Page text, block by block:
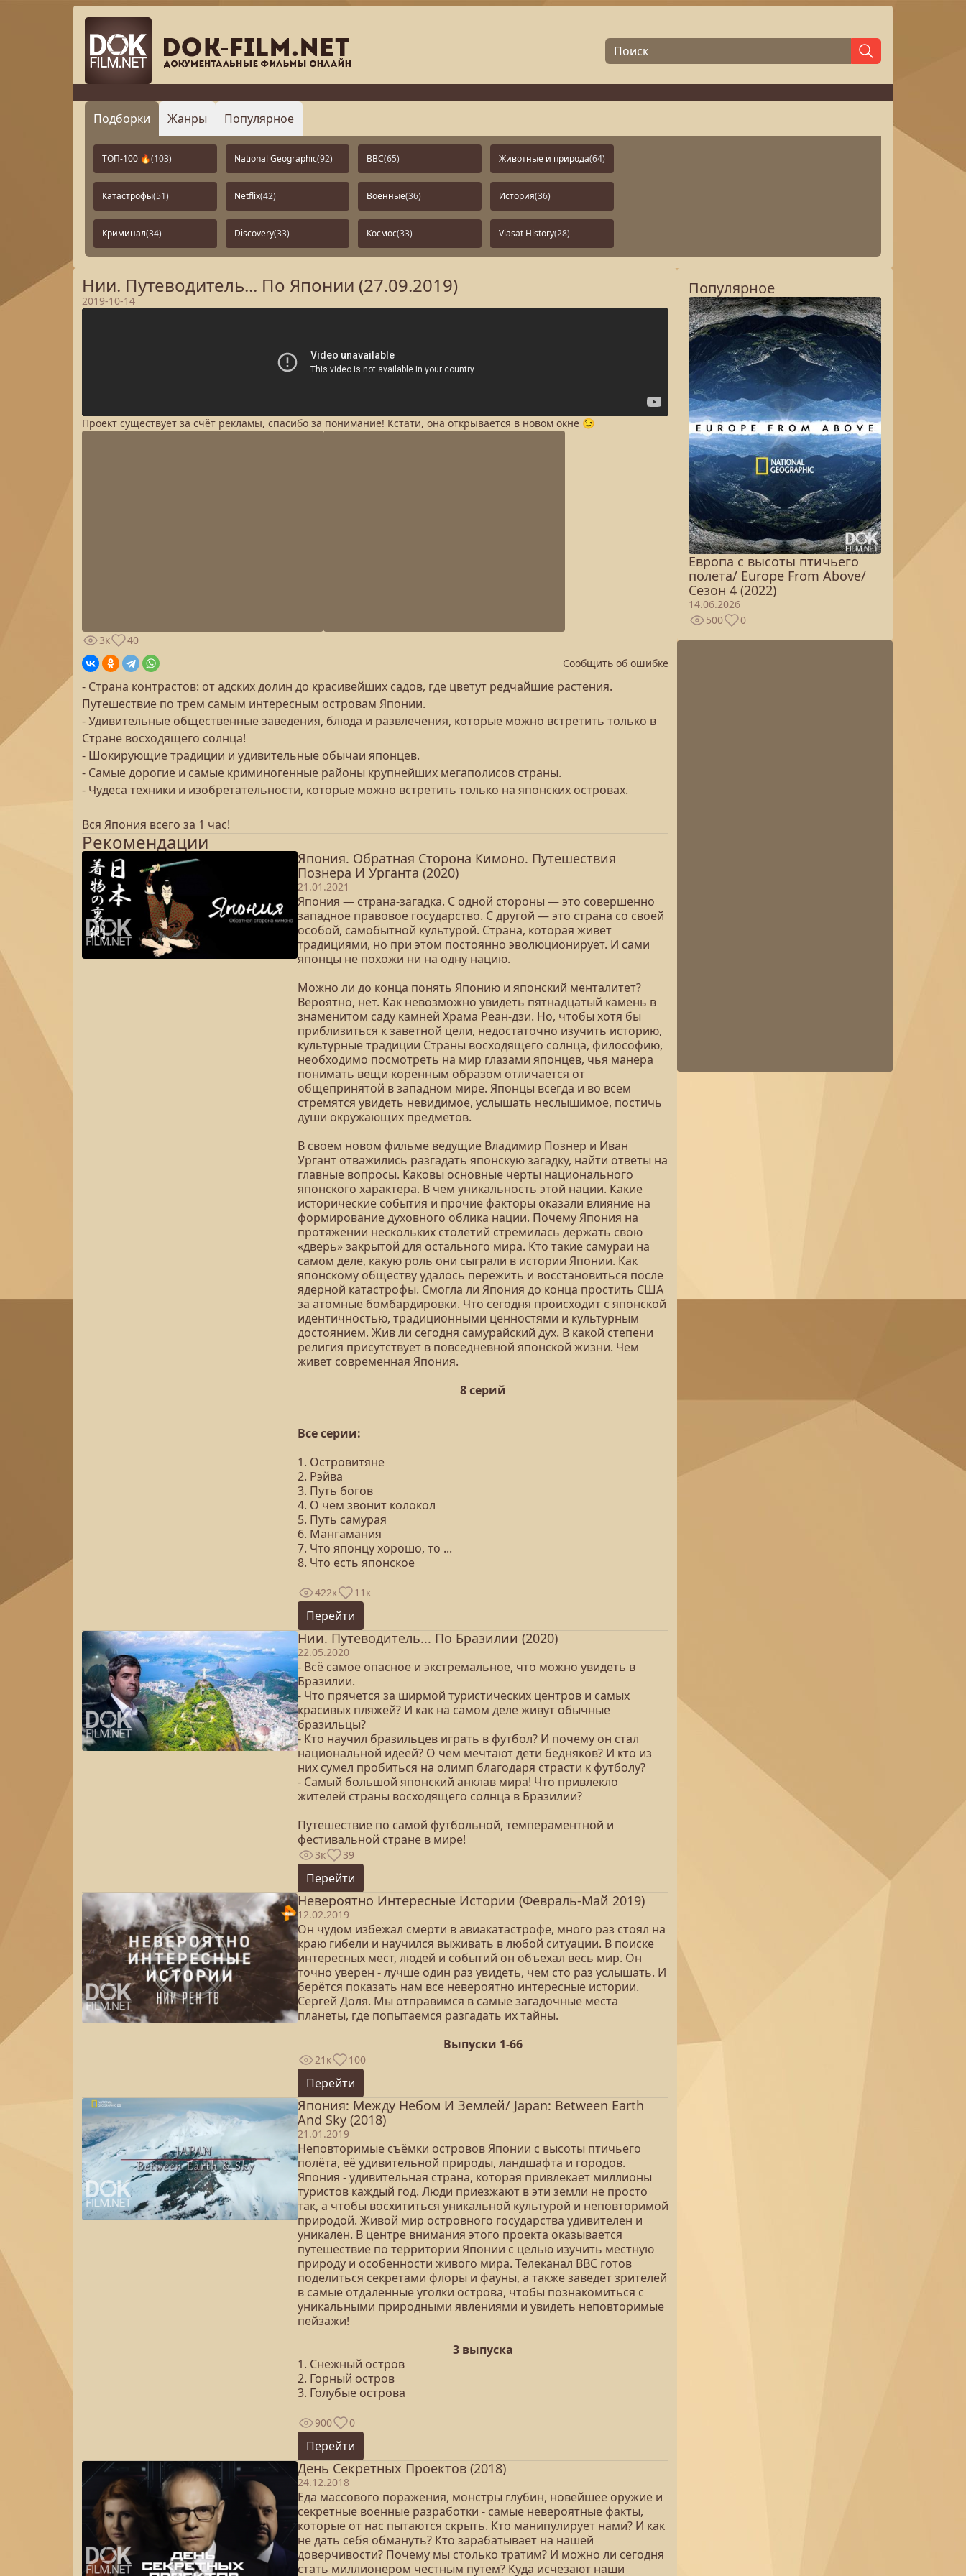
Подборки Жанры Популярное
ТОП-100 🔥(103) National Geographic(92) BBC(65) Животные и природа(64)
Катастрофы(51) Netflix(42) Военные(36) История(36)
Криминал(34) Discovery(33) Космос(33) Viasat History(28)
Нии. Путеводитель... По Японии (27.09.2019)
2019-10-14
Проект существует за счёт рекламы, спасибо за понимание! Кстати, она открывается в новом окне 😉
3к
40
Сообщить об ошибке
- Страна контрастов: от адских долин до красивейших садов, где цветут редчайшие растения.
Путешествие по трем самым интересным островам Японии.
- Удивительные общественные заведения, блюда и развлечения, которые можно встретить только в
Стране восходящего солнца!
- Шокирующие традиции и удивительные обычаи японцев.
- Самые дорогие и самые криминогенные районы крупнейших мегаполисов страны.
- Чудеса техники и изобретательности, которые можно встретить только на японских островах.
Вся Япония всего за 1 час!
Рекомендации
Япония. Обратная Сторона Кимоно. Путешествия
Познера И Урганта (2020)
21.01.2021
Япония — страна-загадка. С одной стороны — это совершенно
западное правовое государство. С другой — это страна со своей
особой, самобытной культурой. Страна, которая живет
традициями, но при этом постоянно эволюционирует. И сами
японцы не похожи ни на одну нацию.
Можно ли до конца понять Японию и японский менталитет?
Вероятно, нет. Как невозможно увидеть пятнадцатый камень в
знаменитом саду камней Храма Реан-дзи. Но, чтобы хотя бы
приблизиться к заветной цели, недостаточно изучить историю,
культурные традиции Страны восходящего солнца, философию,
необходимо посмотреть на мир глазами японцев, чья манера
понимать вещи коренным образом отличается от
общепринятой в западном мире. Японцы всегда и во всем
стремятся увидеть невидимое, услышать неслышимое, постичь
души окружающих предметов.
В своем новом фильме ведущие Владимир Познер и Иван
Ургант отважились разгадать японскую загадку, найти ответы на
главные вопросы. Каковы основные черты национального
японского характера. В чем уникальность этой нации. Какие
исторические события и прочие факторы оказали влияние на
формирование духовного облика нации. Почему Япония на
протяжении нескольких столетий стремилась держать свою
«дверь» закрытой для остального мира. Кто такие самураи на
самом деле, какую роль они сыграли в истории Японии. Как
японскому обществу удалось пережить и восстановиться после
ядерной катастрофы. Смогла ли Япония до конца простить США
за атомные бомбардировки. Что сегодня происходит с японской
идентичностью, традиционными ценностями и культурным
достоянием. Жив ли сегодня самурайский дух. В какой степени
религия присутствует в повседневной японской жизни. Чем
живет современная Япония.
8 серий
Все серии:
1. Островитяне
2. Рэйва
3. Путь богов
4. О чем звонит колокол
5. Путь самурая
6. Мангамания
7. Что японцу хорошо, то ...
8. Что есть японское
422к 11к
Перейти
Нии. Путеводитель... По Бразилии (2020)
22.05.2020
- Всё самое опасное и экстремальное, что можно увидеть в
Бразилии.
- Что прячется за ширмой туристических центров и самых
красивых пляжей? И как на самом деле живут обычные
бразильцы?
- Кто научил бразильцев играть в футбол? И почему он стал
национальной идеей? О чем мечтают дети бедняков? И кто из
них сумел пробиться на олимп благодаря страсти к футболу?
- Самый большой японский анклав мира! Что привлекло
жителей страны восходящего солнца в Бразилии?
Путешествие по самой футбольной, темпераментной и
фестивальной стране в мире!
3к 39
Перейти
Невероятно Интересные Истории (Февраль-Май 2019)
12.02.2019
Он чудом избежал смерти в авиакатастрофе, много раз стоял на
краю гибели и научился выживать в любой ситуации. В поиске
интересных мест, людей и событий он объехал весь мир. Он
точно уверен - лучше один раз увидеть, чем сто раз услышать. И
берётся показать нам все невероятно интересные истории.
Сергей Доля. Мы отправимся в самые загадочные места
планеты, где попытаемся разгадать их тайны.
Выпуски 1-66
21к 100
Перейти
Япония: Между Небом И Землей/ Japan: Between Earth
And Sky (2018)
21.01.2019
Неповторимые съёмки островов Японии с высоты птичьего
полёта, её удивительной природы, ландшафта и городов.
Япония - удивительная страна, которая привлекает миллионы
туристов каждый год. Люди приезжают в эти земли не просто
так, а чтобы восхититься уникальной культурой и неповторимой
природой. Живой мир островного государства удивителен и
уникален. В центре внимания этого проекта оказывается
путешествие по территории Японии с целью изучить местную
природу и особенности живого мира. Телеканал ВВС готов
поделиться секретами флоры и фауны, а также заведет зрителей
в самые отдаленные уголки острова, чтобы познакомиться с
уникальными природными явлениями и увидеть неповторимые
пейзажи!
3 выпуска
1. Снежный остров
2. Горный остров
3. Голубые острова
900 0
Перейти
День Секретных Проектов (2018)
24.12.2018
Еда массового поражения, монстры глубин, новейшее оружие и
секретные военные разработки - самые невероятные факты,
которые от нас пытаются скрыть. Кто манипулирует нами? И как
не дать себя обмануть? Кто зарабатывает на нашей
доверчивости? Почему мы столько тратим? И можно ли сегодня
стать миллионером честным путем? Куда исчезают наши
Популярное
Европа с высоты птичьего
полета/ Europe From Above/
Сезон 4 (2022)
14.06.2026
500
0